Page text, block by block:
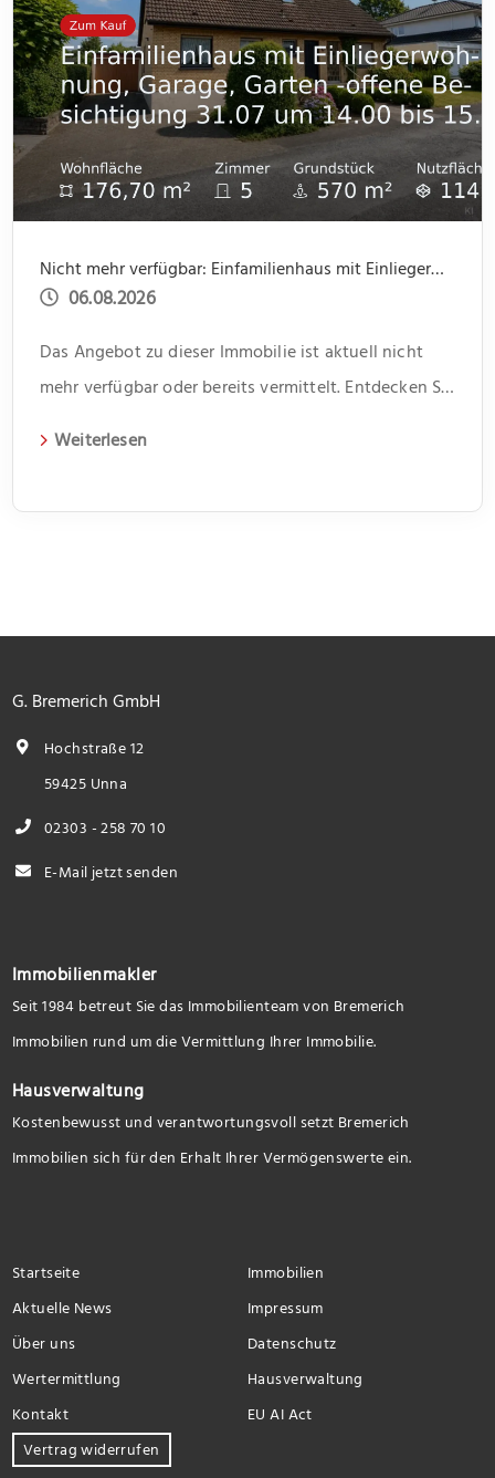
Nicht mehr verfügbar: Einfamilienhaus mit Einliegerwohnung, Garage, Garten -offene Besichtigung 31.07 um 14.00 bis 15.30
06.08.2026
Das Angebot zu dieser Immobilie ist aktuell nicht
mehr verfügbar oder bereits vermittelt. Entdecken Sie
Weiterlesen
G. Bremerich GmbH
Hochstraße 12
59425 Unna
02303 - 258 70 10
E-Mail jetzt senden
Immobilienmakler
Seit 1984 betreut Sie das Immobilienteam von Bremerich
Immobilien rund um die Vermittlung Ihrer Immobilie.
Hausverwaltung
Kostenbewusst und verantwortungsvoll setzt Bremerich
Immobilien sich für den Erhalt Ihrer Vermögenswerte ein.
Startseite
Immobilien
Aktuelle News
Impressum
Über uns
Datenschutz
Wertermittlung
Hausverwaltung
Kontakt
EU AI Act
Vertrag widerrufen